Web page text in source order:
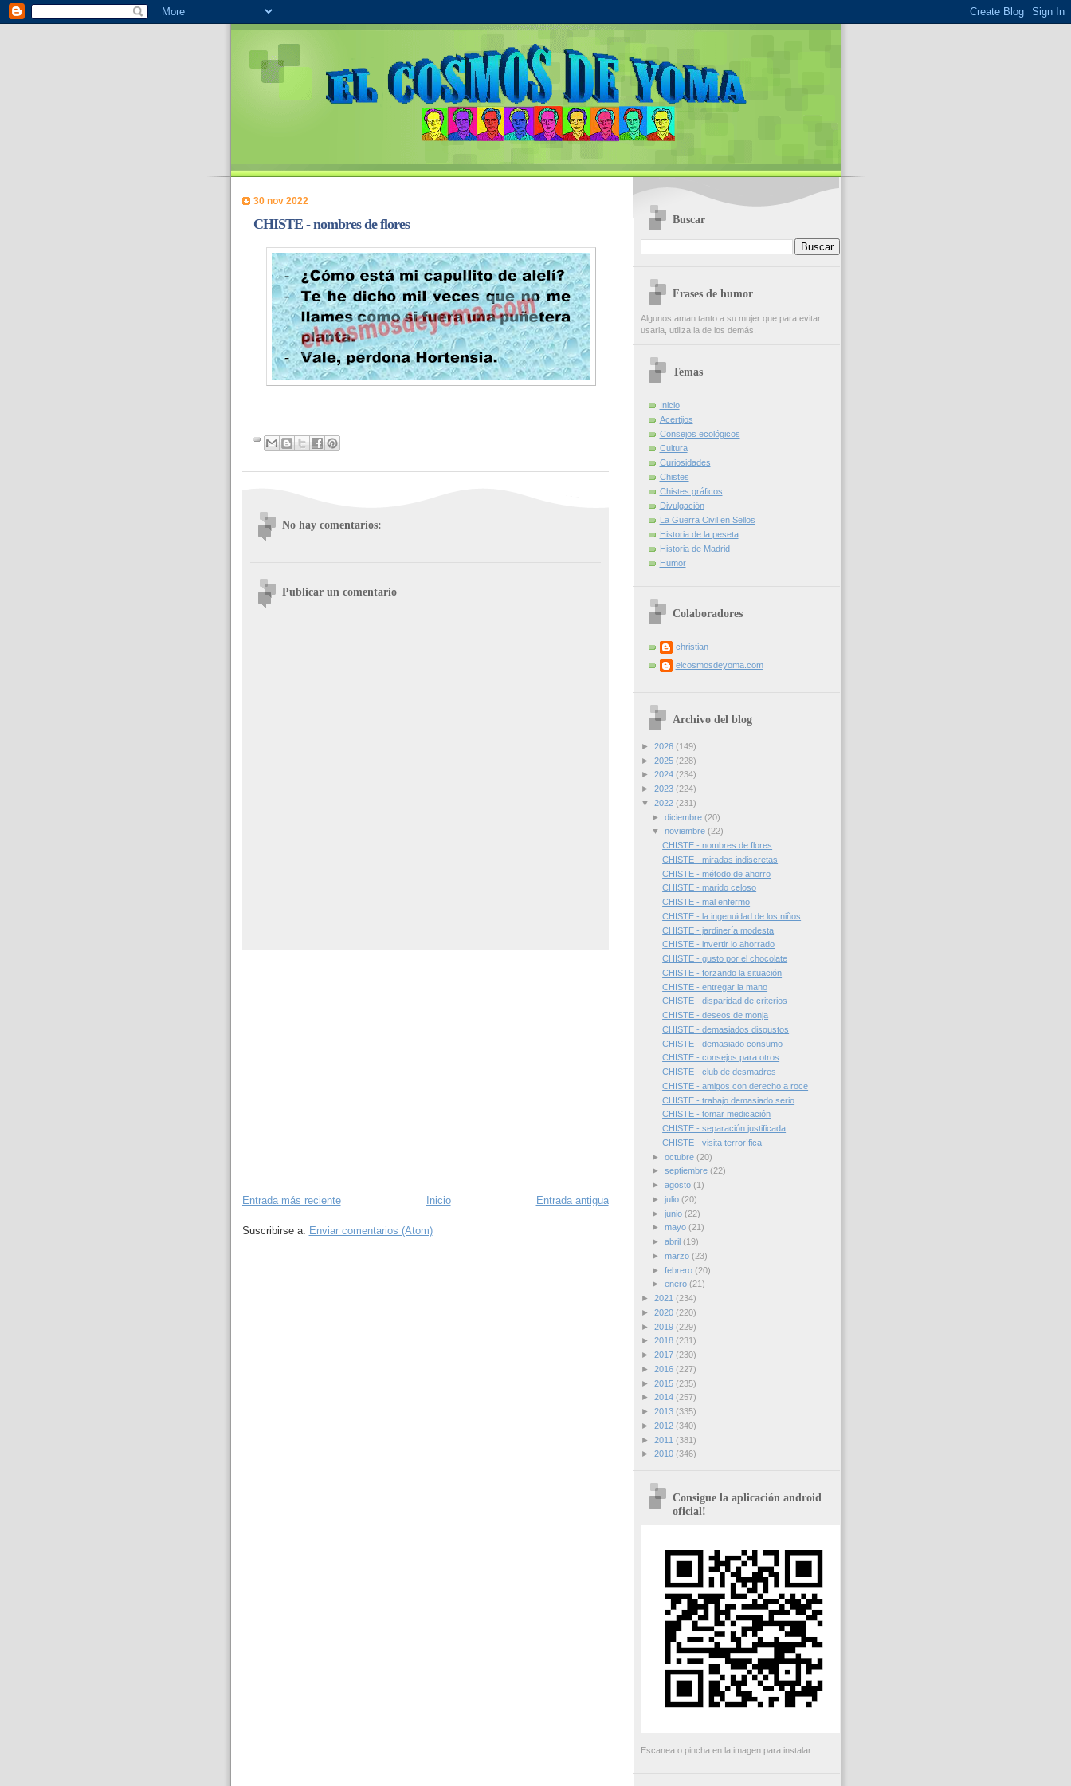
30 nov 2022
CHISTE - nombres de flores
No hay comentarios:
Publicar un comentario
Entrada más reciente Entrada antigua
Inicio
Suscribirse a: Enviar comentarios (Atom)
Buscar
Frases de humor
Algunos aman tanto a su mujer que para evitar
usarla, utiliza la de los demás.
Temas
Inicio
Acertijos
Consejos ecológicos
Cultura
Curiosidades
Chistes
Chistes gráficos
Divulgación
La Guerra Civil en Sellos
Historia de la peseta
Historia de Madrid
Humor
Colaboradores
christian
elcosmosdeyoma.com
Archivo del blog
► 2026 (149)
► 2025 (228)
► 2024 (234)
► 2023 (224)
▼ 2022 (231)
► diciembre (20)
▼ noviembre (22)
CHISTE - nombres de flores
CHISTE - miradas indiscretas
CHISTE - método de ahorro
CHISTE - marido celoso
CHISTE - mal enfermo
CHISTE - la ingenuidad de los niños
CHISTE - jardinería modesta
CHISTE - invertir lo ahorrado
CHISTE - gusto por el chocolate
CHISTE - forzando la situación
CHISTE - entregar la mano
CHISTE - disparidad de criterios
CHISTE - deseos de monja
CHISTE - demasiados disgustos
CHISTE - demasiado consumo
CHISTE - consejos para otros
CHISTE - club de desmadres
CHISTE - amigos con derecho a roce
CHISTE - trabajo demasiado serio
CHISTE - tomar medicación
CHISTE - separación justificada
CHISTE - visita terrorífica
► octubre (20)
► septiembre (22)
► agosto (1)
► julio (20)
► junio (22)
► mayo (21)
► abril (19)
► marzo (23)
► febrero (20)
► enero (21)
► 2021 (234)
► 2020 (220)
► 2019 (229)
► 2018 (231)
► 2017 (230)
► 2016 (227)
► 2015 (235)
► 2014 (257)
► 2013 (335)
► 2012 (340)
► 2011 (381)
► 2010 (346)
Consigue la aplicación android
oficial!
Escanea o pincha en la imagen para instalar